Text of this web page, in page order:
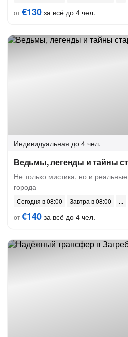
от€130 за всё до 4 чел.
Индивидуальная до 4 чел.
Ведьмы, легенды и тайны
Не только мистика, но и
города
Сегодня в 08:00
Завтра в 08:00
от€140 за всё до 4 чел.